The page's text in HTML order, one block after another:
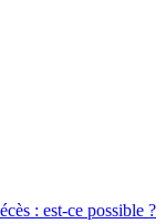
: est-ce possible ?